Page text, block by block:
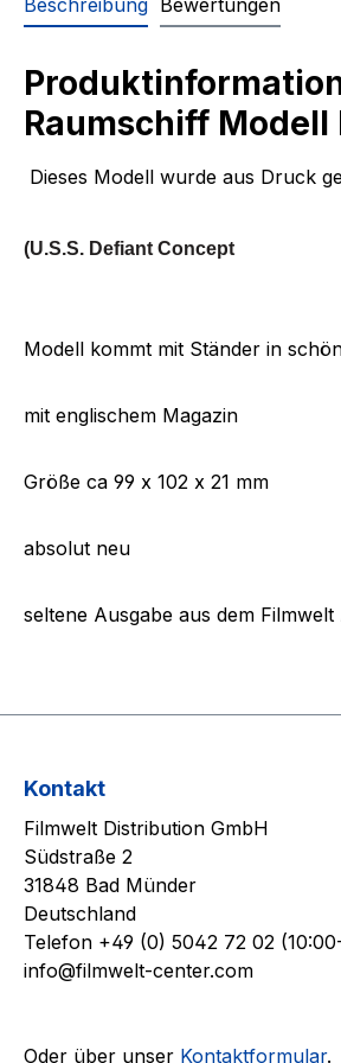
Beschreibung Bewertungen
Raumschiff
Dieses Modell wurde aus Druck
(U.S.S. Defiant Concept
Modell kommt mit Ständer in
mit englischem Magazin
Größe ca 99 x 102 x 21 mm
absolut neu
seltene Ausgabe aus dem
Kontakt
Filmwelt Distribution GmbH
Südstraße 2
31848 Bad Münder
Deutschland
Telefon +49 (0) 5042 72 02
info@filmwelt-center.com
Oder über unser Kontaktformular.